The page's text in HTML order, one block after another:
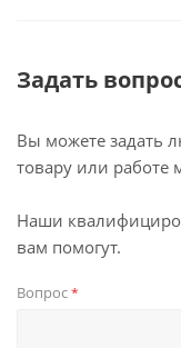
Задать
Вы можете задать
товару или работе
Наши
вам помогут.
Вопрос*